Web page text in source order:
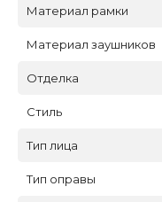
Материал рамки
Материал заушников
Отделка
Стиль
Тип лица
Тип оправы